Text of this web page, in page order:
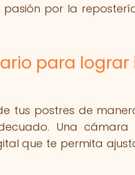
por la
para
tus postres de
Una
que te permita